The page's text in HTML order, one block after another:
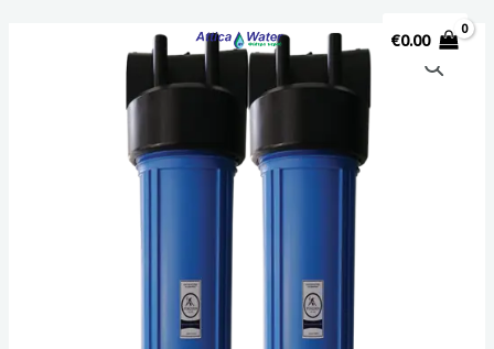
€0.00